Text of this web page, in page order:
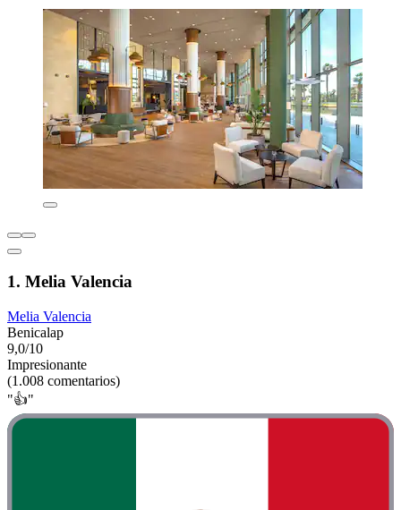
1. Melia Valencia
Melia Valencia
Benicalap
9,0/10
Impresionante
(1.008 comentarios)
"👍"